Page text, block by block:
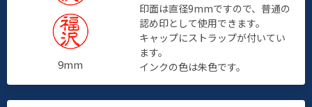
9mm
印面は直径9mmですので、普通の
認め印として使用できます。
キャップにストラップが付いてい
ます。
インクの色は朱色です。